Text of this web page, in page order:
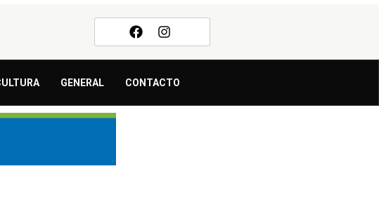
GENERAL CONTACTO